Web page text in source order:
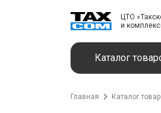
ЦТО
и
Каталог
Главная Каталог